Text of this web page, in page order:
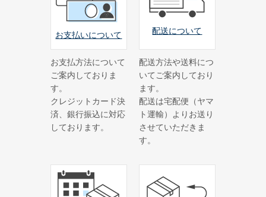
学校(運動会・文化祭)
うちわコラム
HOW TO うちわ作り
デザインのコツ
うちわ広告について
グループサイト
名入れカレンダー製作所
封筒印刷製作所
お支払いについて
お支払方法について
ご案内しておりま
す。
クレジットカード決
済、銀行振込に対応
しております。
配送について
配送方法や送料につ
いてご案内しており
ます。
配送は宅配便（ヤマ
ト運輸）よりお送り
させていただきま
す。